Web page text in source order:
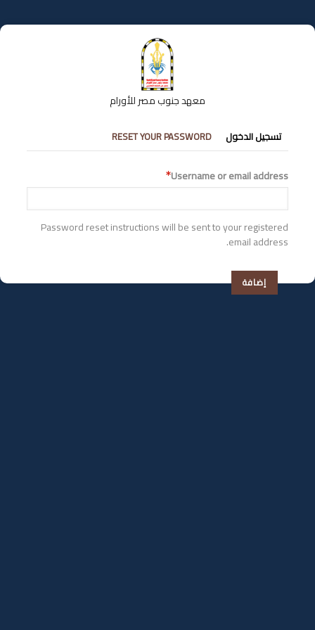
إلى
المحتوى
معهد جنوب مصر للأورام
التبويبات
الأساسية
تسجيل الدخول RESET YOUR PASSWORD
Username or email address
Password reset instructions will be sent to your registered
email address.